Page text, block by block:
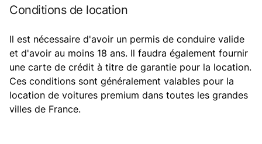
Conditions de location
Il est nécessaire d'avoir un permis de conduire valide
et d'avoir au moins 18 ans. Il faudra également fournir
une carte de crédit à titre de garantie pour la location.
Ces conditions sont généralement valables pour la
location de voitures premium dans toutes les grandes
villes de France.